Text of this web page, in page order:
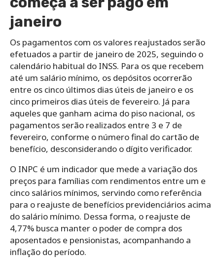
janeiro
Os pagamentos com os valores reajustados serão
efetuados a partir de janeiro de 2025, seguindo o
calendário habitual do INSS. Para os que recebem
até um salário mínimo, os depósitos ocorrerão
entre os cinco últimos dias úteis de janeiro e os
cinco primeiros dias úteis de fevereiro. Já para
aqueles que ganham acima do piso nacional, os
pagamentos serão realizados entre 3 e 7 de
fevereiro, conforme o número final do cartão de
benefício, desconsiderando o dígito verificador.
O INPC é um indicador que mede a variação dos
preços para famílias com rendimentos entre um e
cinco salários mínimos, servindo como referência
para o reajuste de benefícios previdenciários acima
do salário mínimo. Dessa forma, o reajuste de
4,77% busca manter o poder de compra dos
aposentados e pensionistas, acompanhando a
inflação do período.